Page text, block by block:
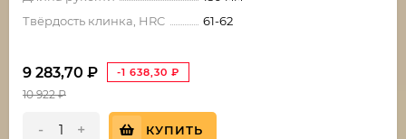
Твёрдость клинка, HRC
61-62
9 283,70 ₽ -1 638,30 ₽
10 922₽
- + КУПИТЬ